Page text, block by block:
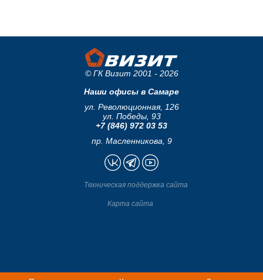
© ГК Визит 2001 - 2026
Наши офисы в Самаре
ул. Революционная, 126
ул. Победы, 93
+7 (846) 972 03 53
пр. Масленникова, 9
Техническая поддержка сайта
Карта сайта